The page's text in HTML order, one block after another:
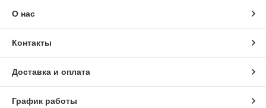
О нас
Контакты
Доставка и оплата
График работы